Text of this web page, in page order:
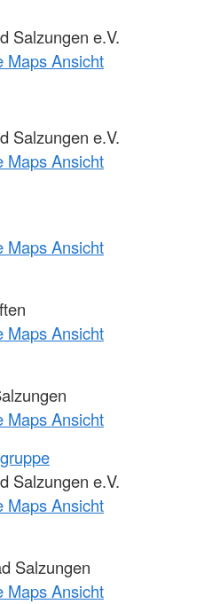
Salzungen e.V.
Maps Ansicht
Salzungen e.V.
Maps Ansicht
Maps Ansicht
Maps Ansicht
Maps Ansicht
Salzungen e.V.
Maps Ansicht
Salzungen
Maps Ansicht